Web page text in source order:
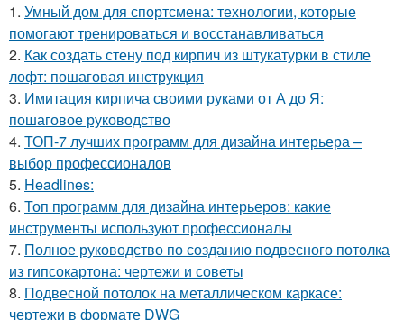
1. Умный дом для спортсмена: технологии, которые
помогают тренироваться и восстанавливаться
2. Как создать стену под кирпич из штукатурки в стиле
лофт: пошаговая инструкция
3. Имитация кирпича своими руками от А до Я:
пошаговое руководство
4. ТОП-7 лучших программ для дизайна интерьера –
выбор профессионалов
5. Headlines:
6. Топ программ для дизайна интерьеров: какие
инструменты используют профессионалы
7. Полное руководство по созданию подвесного потолка
из гипсокартона: чертежи и советы
8. Подвесной потолок на металлическом каркасе:
чертежи в формате DWG